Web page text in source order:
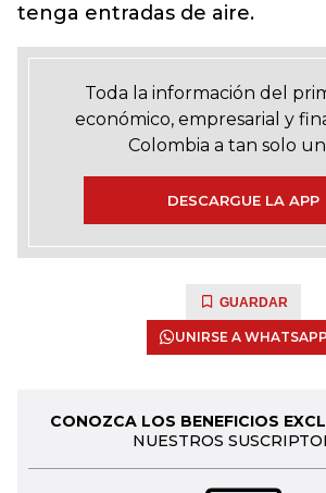
tenga entradas de aire.
Toda la información del
económico, empresarial y
Colombia a tan solo
DESCARGUE LA APP
GUARDAR
UNIRSE A WHATSAPP
CONOZCA LOS BENEFICIOS
NUESTROS